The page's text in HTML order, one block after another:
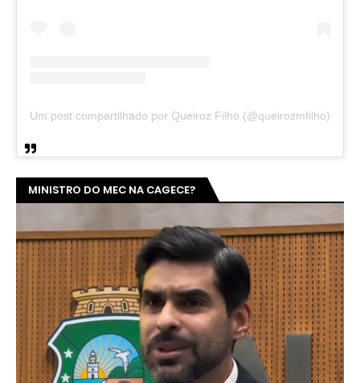
Um post compartilhado por Queiroz Filho (@queirozmfilho)
MINISTRO DO MEC NA CAGECE?